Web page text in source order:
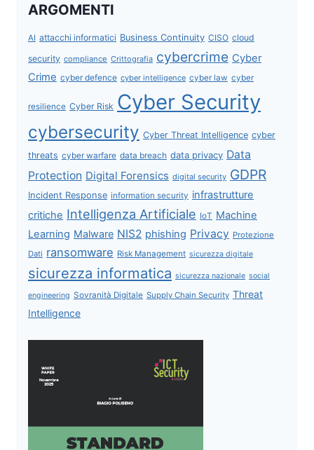
ARGOMENTI
AI attacchi informatici Business Continuity CISO cloud
security compliance Crittografia cybercrime Cyber
Crime cyber defence cyber intelligence cyber law cyber
resilience Cyber Risk Cyber Security
cybersecurity Cyber Threat Intelligence cyber
threats cyber warfare data breach data privacy Data
Protection Digital Forensics digital security GDPR
Incident Response information security infrastrutture
critiche Intelligenza Artificiale IoT Machine
Learning Malware NIS2 phishing Privacy Protezione
Dati ransomware Risk Management sicurezza digitale
sicurezza informatica sicurezza nazionale social
engineering Sovranità Digitale Supply Chain Security Threat
Intelligence